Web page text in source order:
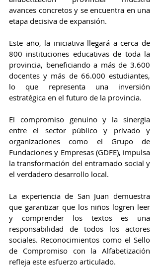
avances concretos y se encuentra en una
etapa decisiva de expansión.
Este año, la iniciativa llegará a cerca de
800 instituciones educativas de toda la
provincia, beneficiando a más de 3.600
docentes y más de 66.000 estudiantes,
lo que representa una inversión
estratégica en el futuro de la provincia.
El compromiso genuino y la sinergia
entre el sector público y privado y
organizaciones como el Grupo de
Fundaciones y Empresas (GDFE), impulsa
la transformación del entramado social y
el verdadero desarrollo local.
La experiencia de San Juan demuestra
que garantizar que los niños logren leer
y comprender los textos es una
responsabilidad de todos los actores
sociales. Reconocimientos como el Sello
de Compromiso con la Alfabetización
refleja este esfuerzo articulado.